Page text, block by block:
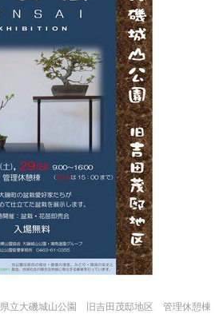
県立大磯城山公園 旧吉田茂邸地区 管理休憩棟